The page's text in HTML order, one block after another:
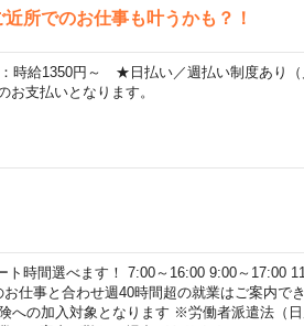
所でのお仕事も叶うかも？！
時給1350円～ ★日払い／週払い制度あり（
支払いとなります。
時間選べます！ 7:00～16:00 9:00～17:00
仕事と合わせ週40時間超の就業はご案内で
への加入対象となります ※労働者派遣法（